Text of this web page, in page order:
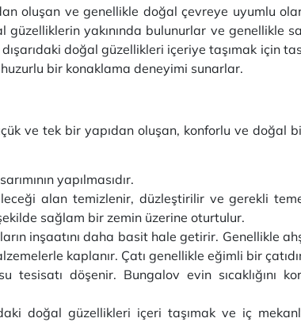
oluşan ve genellikle doğal çevreye uyumlu
yakınında bulunurlar ve genellikle
doğal güzellikleri içeriye taşımak için
bir konaklama deneyimi sunarlar.
ve tek bir yapıdan oluşan, konforlu ve doğal
yapılmasıdır.
alan temizlenir, düzleştirilir ve gerekli
sağlam bir zemin üzerine oturtulur.
inşaatını daha basit hale getirir. Genellikle
kaplanır. Çatı genellikle eğimli bir
tesisatı döşenir. Bungalov evin sıcaklığını
doğal güzellikleri içeri taşımak ve iç